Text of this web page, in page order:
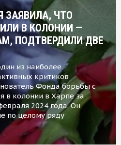
ЗАЯВИЛА, ЧТО
В КОЛОНИИ —
ПОДТВЕРДИЛИ ДВЕ
из наиболее
критиков
Фонда борьбы с
в колонии в Харпе за
2024 года. Он
по целому ряду